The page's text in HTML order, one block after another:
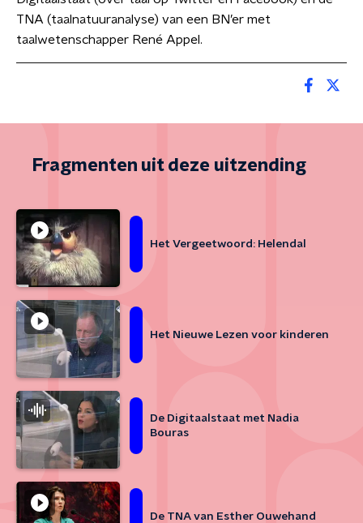
TNA (taalnatuuranalyse) van een BN’er met
taalwetenschapper René Appel.
Fragmenten uit deze uitzending
Het Vergeetwoord: Helendal
Het Nieuwe Lezen voor kinderen
De Digitaalstaat met Nadia
Bouras
De TNA van Esther Ouwehand